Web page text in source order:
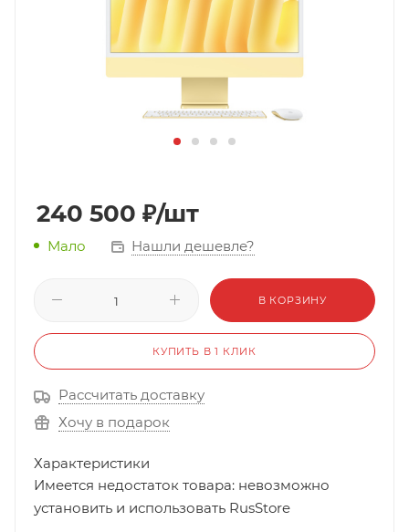
240 500 ₽/шт
Мало Нашли дешевле?
В КОРЗИНУ
КУПИТЬ В 1 КЛИК
Рассчитать доставку
Хочу в подарок
Характеристики
Имеется недостаток товара: невозможно
установить и использовать RusStore